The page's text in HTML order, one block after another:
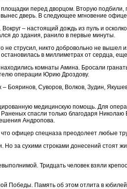
перед дворцом. Вторую подбили,
дверь. В следующее мгновение
– настоящий дождь из пуль и
до здания, ранило в первые минуты.
струсил, никто добровольно не
в миллиметрах от сердца,
комнаты Амина. Бросали
операции Юрию Дроздову.
Бояринов, Суворов, Волков, Зудин,
медицинскую помощь. Для
спасли только благодаря
Андропова.
офицер спецназа преодолеет любые
за сухими строками донесений стоят
Тридцать человек взяли
Победы. Память об этом отлита в